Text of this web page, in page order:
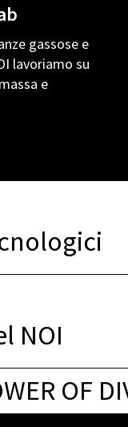
gassose e
lavoriamo su
e
NOI
OF